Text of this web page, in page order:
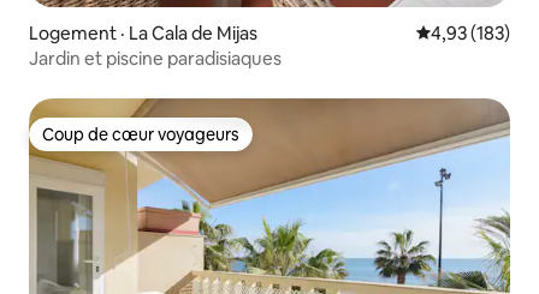
Logement · La Cala de Mijas Note
4,93 (183)
Jardin et piscine paradisiaques
Coup de cœur voyageurs
Coup de cœur voyageurs